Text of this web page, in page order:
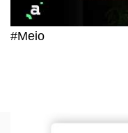
#Meio